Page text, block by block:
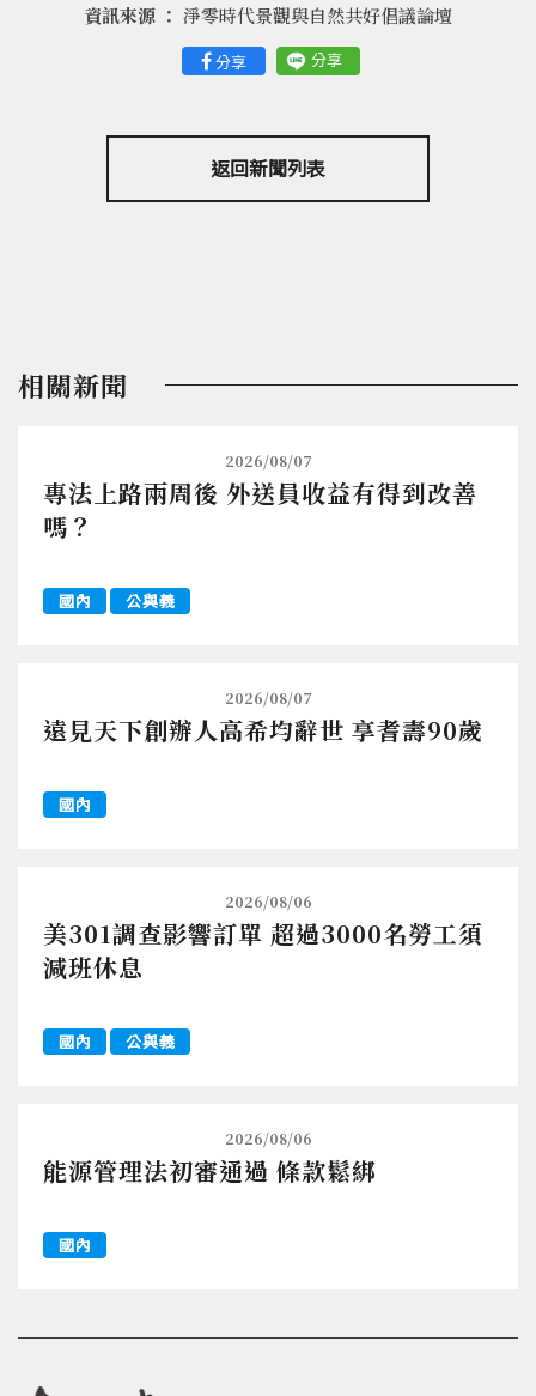
分享 分享
資訊來源 ： 淨零時代景觀與自然共好倡議論壇
返回新聞列表
相關新聞
2026/08/07
專法上路兩周後 外送員收益有得到改善
嗎？
國內 公與義
2026/08/07
遠見天下創辦人高希均辭世 享耆壽90歲
國內
2026/08/06
美301調查影響訂單 超過3000名勞工須
減班休息
國內 公與義
2026/08/06
能源管理法初審通過 條款鬆綁
國內